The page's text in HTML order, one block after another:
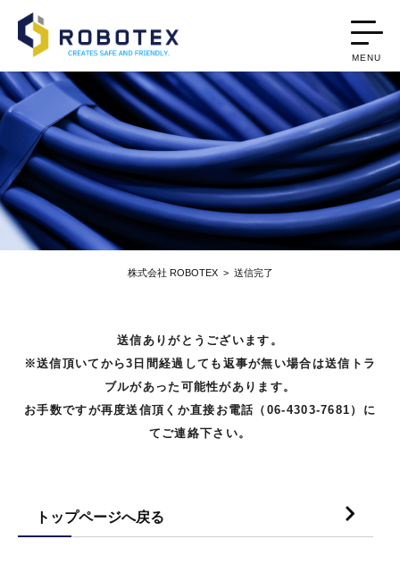
MENU
株式会社 ROBOTEX> 送信完了
送信ありがとうございます。
※送信頂いてから3日間経過しても返事が無い場合は送信トラ
ブルがあった可能性があります。
お手数ですが再度送信頂くか直接お電話（06-4303-7681）に
てご連絡下さい。
トップページへ戻る